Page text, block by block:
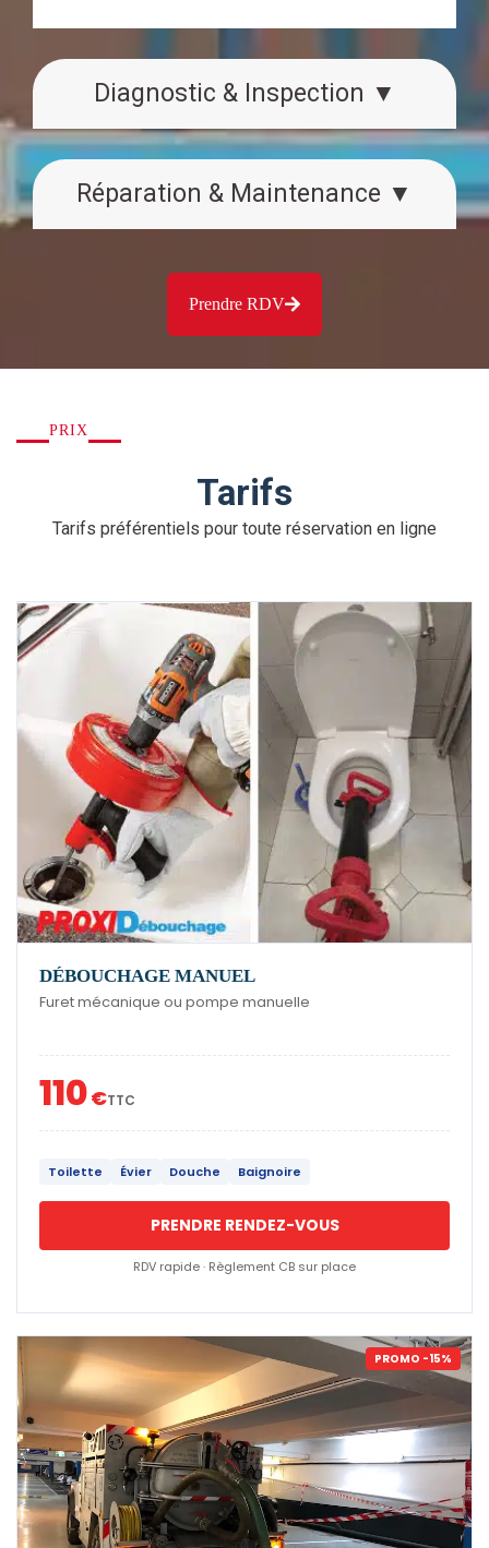
Diagnostic & Inspection ▼
Réparation & Maintenance ▼
Prendre RDV
PRIX
Tarifs
Tarifs préférentiels pour toute réservation en ligne
DÉBOUCHAGE MANUEL
Furet mécanique ou pompe manuelle
110€TTC
Toilette Évier Douche Baignoire
PRENDRE RENDEZ-VOUS
RDV rapide · Règlement CB sur place
PROMO -15%